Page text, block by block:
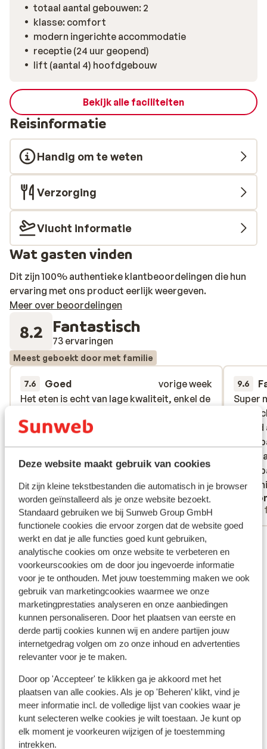
Deze website maakt gebruik van cookies
Dit zijn kleine tekstbestanden die automatisch in je browser
worden geïnstalleerd als je onze website bezoekt.
Standaard gebruiken we bij Sunweb Group GmbH
functionele cookies die ervoor zorgen dat de website goed
werkt en dat je alle functies goed kunt gebruiken,
analytische cookies om onze website te verbeteren en
voorkeurscookies om de door jou ingevoerde informatie
voor je te onthouden. Met jouw toestemming maken we ook
gebruik van marketingcookies waarmee we onze
marketingprestaties analyseren en onze aanbiedingen
kunnen personaliseren. Door het plaatsen van eerste en
derde partij cookies kunnen wij en andere partijen jouw
internetgedrag volgen om zo onze inhoud en advertenties
relevanter voor je te maken.
Door op 'Accepteer' te klikken ga je akkoord met het
plaatsen van alle cookies. Als je op 'Beheren’ klikt, vind je
meer informatie incl. de volledige lijst van cookies waar je
kunt selecteren welke cookies je wilt toestaan. Je kunt op
elk moment je voorkeuren wijzigen of je toestemming
intrekken.
totaal aantal gebouwen: 2
klasse: comfort
modern ingerichte accommodatie
receptie (24 uur geopend)
lift (aantal 4) hoofdgebouw
Bekijk alle faciliteiten
Reisinformatie
Handig om te weten
Verzorging
Vlucht informatie
Wat gasten vinden
Dit zijn 100% authentieke klantbeoordelingen die hun
ervaring met ons product eerlijk weergeven.
Meer over beoordelingen
8.2 Fantastisch
73 ervaringen
Meest geboekt door met familie
7.6 Goed
vorige week
Het eten is echt van lage kwaliteit, enkel de
delen van het hotel zijn adults only (het
Het eten is echt van lage kwaliteit, enkel de
delen van het hotel zijn adults only (het
Cynthia
Met familie
9.6
Super
als je
komen
Super
Bekijk alle 73 ervaringen
Ligging
Bekijk op kaart
In de buurt
Aan het strand (zandstrand, ligstoelen (gratis) ,
parasol (gratis) )
Centrum Elounda: 8 km